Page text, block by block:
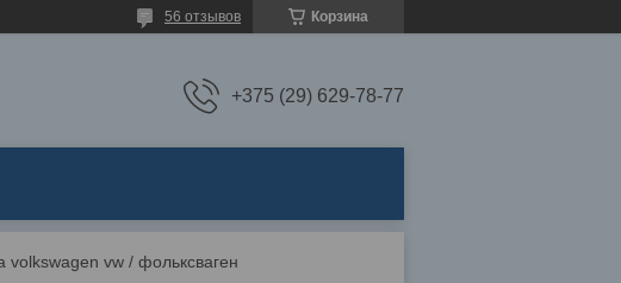
Корзина
56 отзывов
+375 (29) 629-78-77
volkswagen vw / фольксваген